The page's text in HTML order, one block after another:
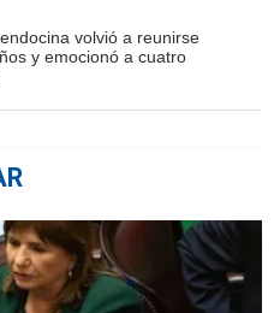
volvió a reunirse
y emocionó a cuatro